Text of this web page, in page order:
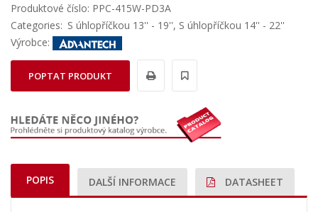
Produktové číslo: PPC-415W-PD3A
Categories: S úhlopříčkou 13'' - 19'', S úhlopříčkou 14'' - 22''
Výrobce:
POPTAT PRODUKT
POPIS DALŠÍ INFORMACE DATASHEET